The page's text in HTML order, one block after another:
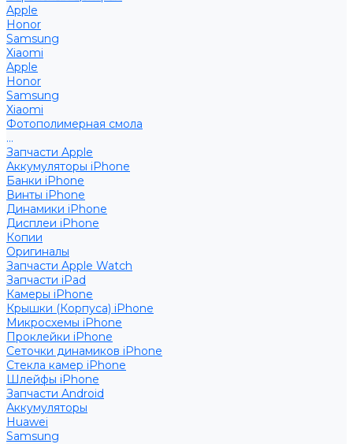
Apple
Honor
Samsung
Xiaomi
Apple
Honor
Samsung
Xiaomi
Фотополимерная смола
...
Запчасти Apple
Аккумуляторы iPhone
Банки iPhone
Винты iPhone
Динамики iPhone
Дисплеи iPhone
Копии
Оригиналы
Запчасти Apple Watch
Запчасти iPad
Камеры iPhone
Крышки (Корпуса) iPhone
Микросхемы iPhone
Проклейки iPhone
Сеточки динамиков iPhone
Стекла камер iPhone
Шлейфы iPhone
Запчасти Android
Аккумуляторы
Huawei
Samsung